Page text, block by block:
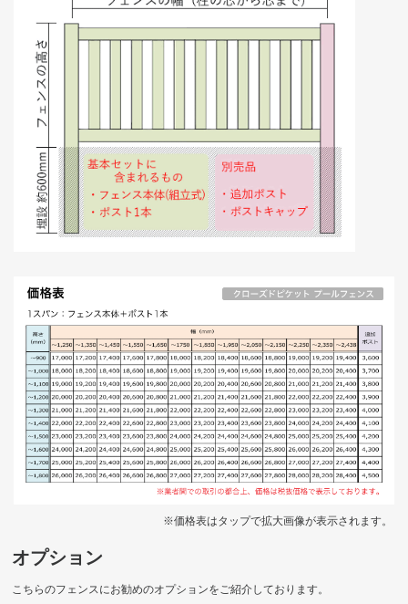
※価格表はタップで拡大画像が表示されます。
オプション
こちらのフェンスにお勧めのオプションをご紹介しております。